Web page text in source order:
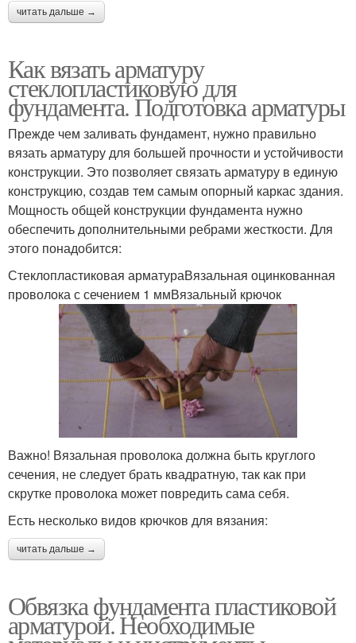
читать дальше →
Как вязать арматуру
стеклопластиковую для
фундамента. Подготовка арматуры
Прежде чем заливать фундамент, нужно правильно
вязать арматуру для большей прочности и устойчивости
конструкции. Это позволяет связать арматуру в единую
конструкцию, создав тем самым опорный каркас здания.
Мощность общей конструкции фундамента нужно
обеспечить дополнительными ребрами жесткости. Для
этого понадобится:
Стеклопластиковая арматураВязальная оцинкованная
проволока с сечением 1 ммВязальный крючок
Важно! Вязальная проволока должна быть круглого
сечения, не следует брать квадратную, так как при
скрутке проволока может повредить сама себя.
Есть несколько видов крючков для вязания:
читать дальше →
Обвязка фундамента пластиковой
арматурой. Необходимые